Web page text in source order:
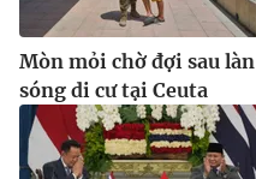
Mòn mỏi chờ đợi sau làn
sóng di cư tại Ceuta